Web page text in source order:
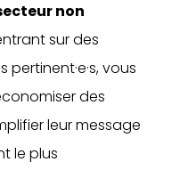
non
sur des
pertinent·e·s, vous
des
leur message
le plus